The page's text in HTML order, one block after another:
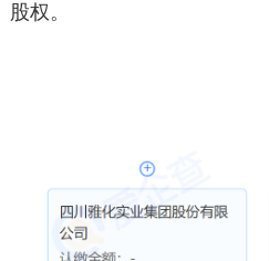
股权。